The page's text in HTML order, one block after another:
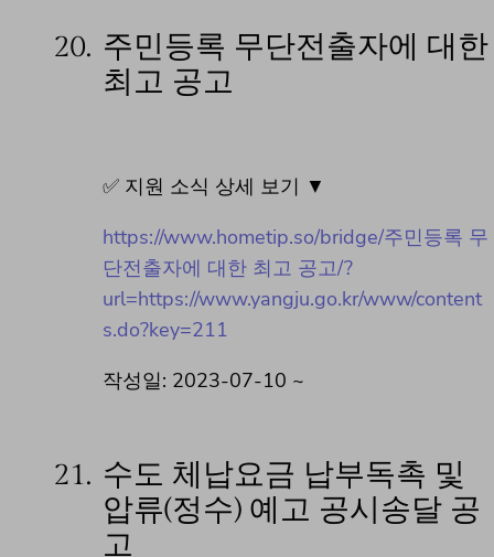
20. 주민등록 무단전출자에 대한
최고 공고
✅ 지원 소식 상세 보기 ▼
https://www.hometip.so/bridge/주민등록 무
단전출자에 대한 최고 공고/?
url=https://www.yangju.go.kr/www/content
s.do?key=211
작성일: 2023-07-10 ~
21. 수도 체납요금 납부독촉 및
압류(정수) 예고 공시송달 공
고